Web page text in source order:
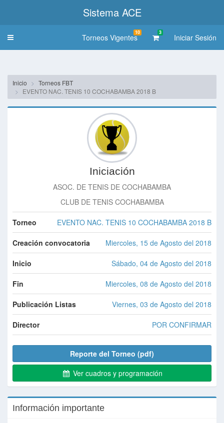
Sistema ACE
Toggle
Torneos Vigentes
10 3
Iniciar Sesión
Inicio
Torneos FBT
EVENTO NAC. TENIS 10 COCHABAMBA 2018 B
Iniciación
ASOC. DE TENIS DE COCHABAMBA
CLUB DE TENIS COCHABAMBA
Torneo EVENTO NAC. TENIS 10 COCHABAMBA 2018 B
Creación convocatoria Miercoles, 15 de Agosto del 2018
Inicio Sábado, 04 de Agosto del 2018
Fin Miercoles, 08 de Agosto del 2018
Publicación Listas Viernes, 03 de Agosto del 2018
Director POR CONFIRMAR
Reporte del Torneo (pdf)
Ver cuadros y programación
Información importante